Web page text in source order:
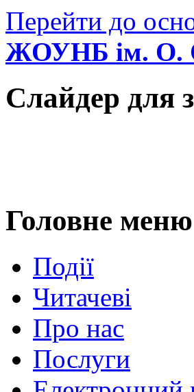
Перейти до
ЖОУНБ ім. О.
Слайдер для
Головне меню
Події
Читачеві
Про нас
Послуги